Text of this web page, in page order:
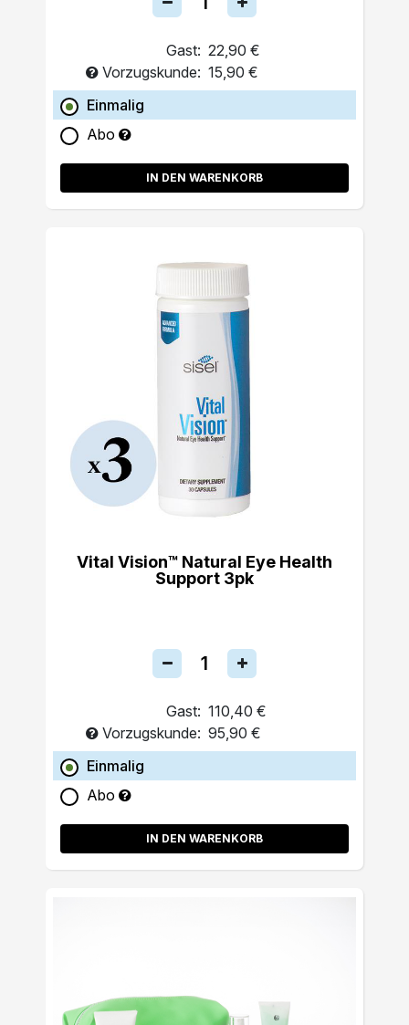
Gast: 22,90 €
Vorzugskunde: 15,90 €
Einmalig
Abo
IN DEN WARENKORB
Vital Vision™ Natural Eye Health
Support 3pk
Gast: 110,40 €
Vorzugskunde: 95,90 €
Einmalig
Abo
IN DEN WARENKORB